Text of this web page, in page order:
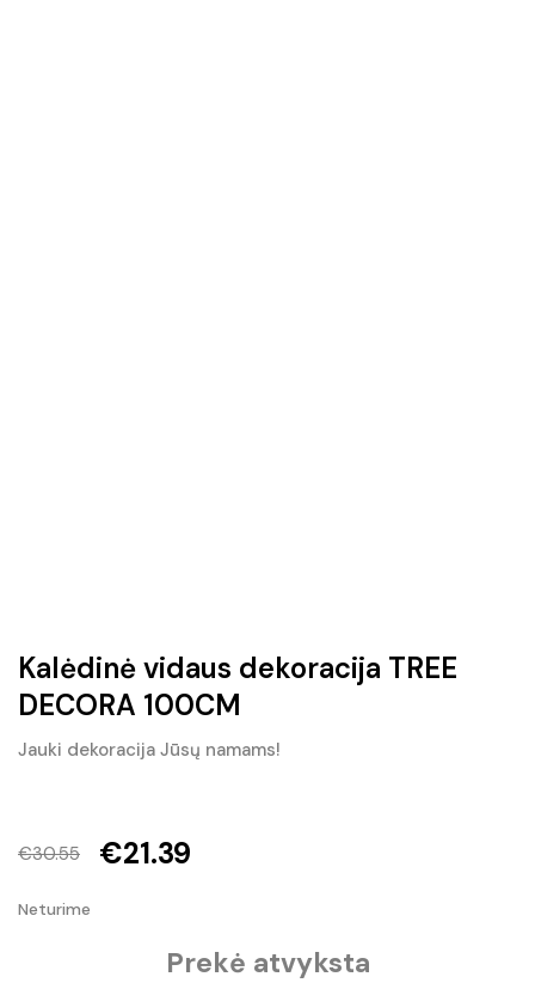
Kalėdinė vidaus dekoracija TREE
DECORA 100CM
Jauki dekoracija Jūsų namams!
€30.55
Original
price
€21.39
Current
price
Neturime
Prekė atvyksta